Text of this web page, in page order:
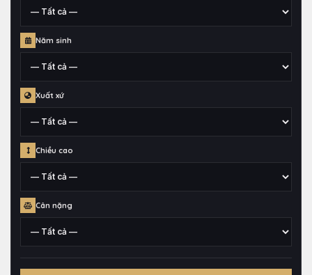
hoặc
quận
huyện
Mức
giá
gắn
cho
hồ
Năm sinh
Thông
tin
sinh
Xuất xứ
Khu
vực
xứ
Chiều cao
Chiều
cao
khảo
Cân nặng
nặng